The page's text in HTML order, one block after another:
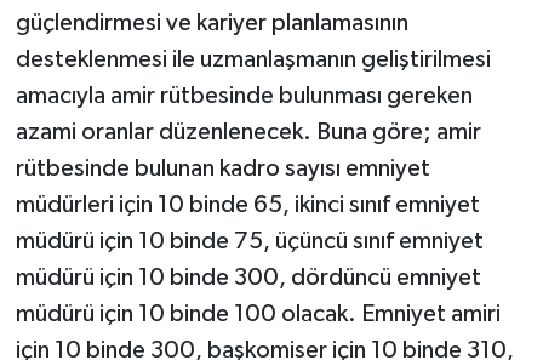
güçlendirmesi ve kariyer planlamasının
desteklenmesi ile uzmanlaşmanın geliştirilmesi
amacıyla amir rütbesinde bulunması gereken
azami oranlar düzenlenecek. Buna göre; amir
rütbesinde bulunan kadro sayısı emniyet
müdürleri için 10 binde 65, ikinci sınıf emniyet
müdürü için 10 binde 75, üçüncü sınıf emniyet
müdürü için 10 binde 300, dördüncü emniyet
müdürü için 10 binde 100 olacak. Emniyet amiri
için 10 binde 300, başkomiser için 10 binde 310,